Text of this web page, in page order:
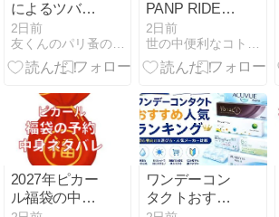
によるツバメ
型販売促進品
2日前
友くんのパリ蚤の市散歩
PANP RIDEと
AIRの違い
は？用途別の
選び方ガイド
2日前
2027年ピカー
ル福袋の中身
ワンデーコン
タクトおすす